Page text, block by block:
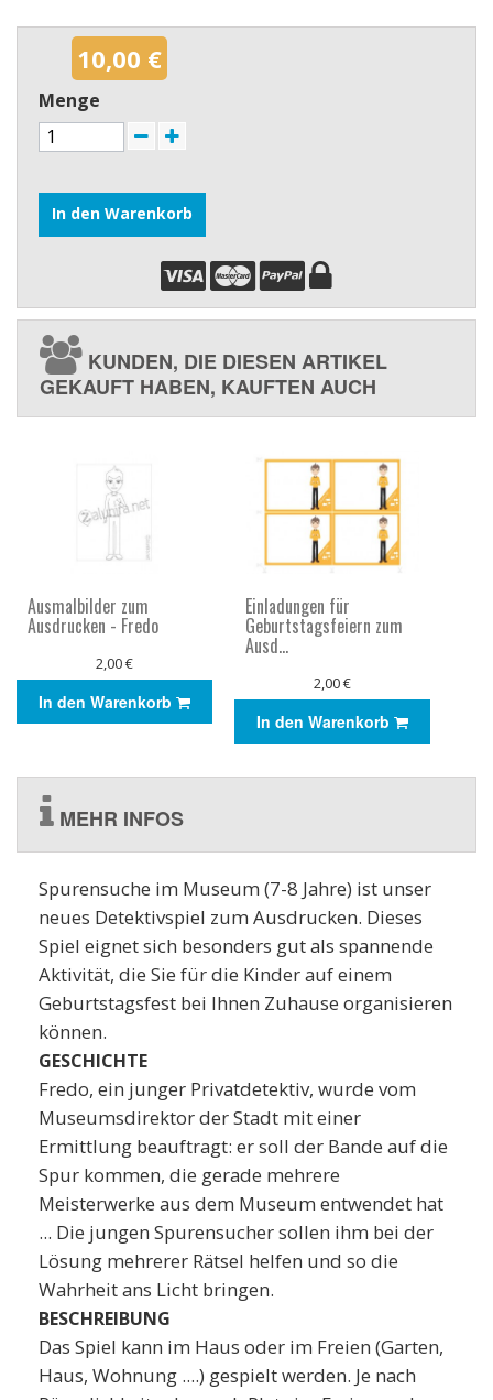
10,00 €
Menge
In den Warenkorb
KUNDEN, DIE DIESEN ARTIKEL
GEKAUFT HABEN, KAUFTEN AUCH
Ausmalbilder zum
Ausdrucken - Fredo
2,00 €
In den Warenkorb
Einladungen für
Geburtstagsfeiern zum
Ausd...
2,00 €
In den Warenkorb
MEHR INFOS
Spurensuche im Museum (7-8 Jahre) ist unser
neues Detektivspiel zum Ausdrucken. Dieses
Spiel eignet sich besonders gut als spannende
Aktivität, die Sie für die Kinder auf einem
Geburtstagsfest bei Ihnen Zuhause organisieren
können.
GESCHICHTE
Fredo, ein junger Privatdetektiv, wurde vom
Museumsdirektor der Stadt mit einer
Ermittlung beauftragt: er soll der Bande auf die
Spur kommen, die gerade mehrere
Meisterwerke aus dem Museum entwendet hat
... Die jungen Spurensucher sollen ihm bei der
Lösung mehrerer Rätsel helfen und so die
Wahrheit ans Licht bringen.
BESCHREIBUNG
Das Spiel kann im Haus oder im Freien (Garten,
Haus, Wohnung ....) gespielt werden. Je nach